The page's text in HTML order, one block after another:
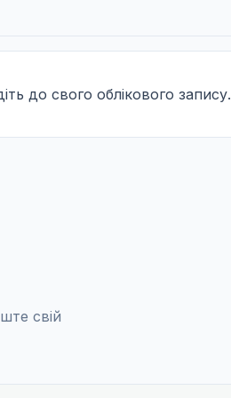
до свого облікового запису.
свій